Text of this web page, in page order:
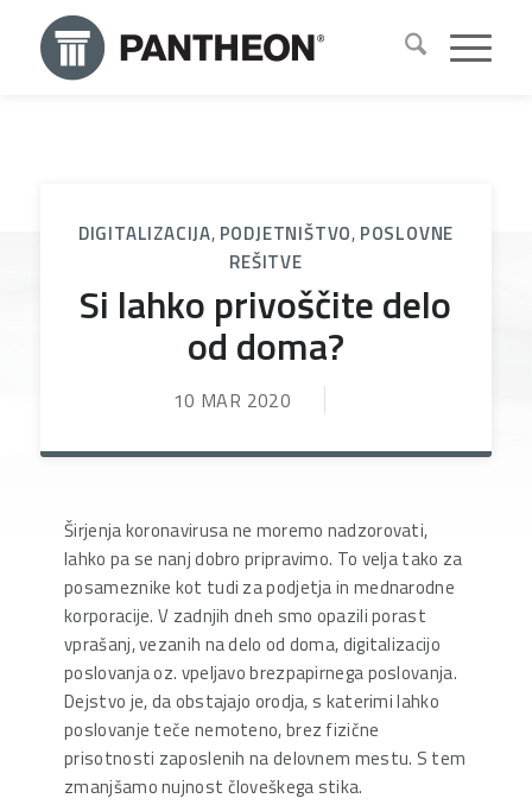
DIGITALIZACIJA, PODJETNIŠTVO, POSLOVNE
REŠITVE
Si lahko privoščite delo
od doma?
10 MAR 2020
Širjenja koronavirusa ne moremo nadzorovati,
lahko pa se nanj dobro pripravimo. To velja tako za
posameznike kot tudi za podjetja in mednarodne
korporacije. V zadnjih dneh smo opazili porast
vprašanj, vezanih na delo od doma, digitalizacijo
poslovanja oz. vpeljavo brezpapirnega poslovanja.
Dejstvo je, da obstajajo orodja, s katerimi lahko
poslovanje teče nemoteno, brez fizične
prisotnosti zaposlenih na delovnem mestu. S tem
zmanjšamo nujnost človeškega stika.